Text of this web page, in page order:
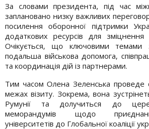
За словами президента, під час
заплановано низку важливих
посилення оборонної підтримки
додаткових ресурсів для
Очікується, що ключовими темами
подальша військова допомога,
та координація дій із партнерами.
Тим часом Олена Зеленська проведе
межах візиту. Зокрема, вона
Румунії та долучиться до
меморандумів щодо
університетів до Глобальної коаліції